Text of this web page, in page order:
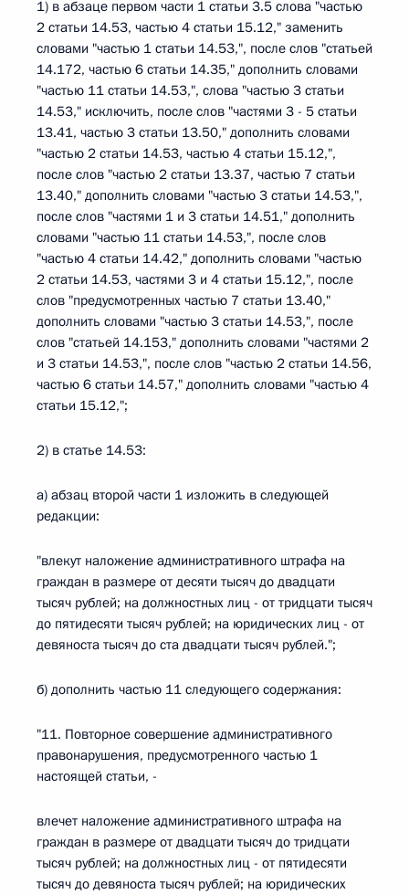
1) в абзаце первом части 1 статьи 3.5 слова "частью
2 статьи 14.53, частью 4 статьи 15.12," заменить
словами "частью 1 статьи 14.53,", после слов "статьей
14.172, частью 6 статьи 14.35," дополнить словами
"частью 11 статьи 14.53,", слова "частью 3 статьи
14.53," исключить, после слов "частями 3 - 5 статьи
13.41, частью 3 статьи 13.50," дополнить словами
"частью 2 статьи 14.53, частью 4 статьи 15.12,",
после слов "частью 2 статьи 13.37, частью 7 статьи
13.40," дополнить словами "частью 3 статьи 14.53,",
после слов "частями 1 и 3 статьи 14.51," дополнить
словами "частью 11 статьи 14.53,", после слов
"частью 4 статьи 14.42," дополнить словами "частью
2 статьи 14.53, частями 3 и 4 статьи 15.12,", после
слов "предусмотренных частью 7 статьи 13.40,"
дополнить словами "частью 3 статьи 14.53,", после
слов "статьей 14.153," дополнить словами "частями 2
и 3 статьи 14.53,", после слов "частью 2 статьи 14.56,
частью 6 статьи 14.57," дополнить словами "частью 4
статьи 15.12,";
2) в статье 14.53:
а) абзац второй части 1 изложить в следующей
редакции:
"влекут наложение административного штрафа на
граждан в размере от десяти тысяч до двадцати
тысяч рублей; на должностных лиц - от тридцати тысяч
до пятидесяти тысяч рублей; на юридических лиц - от
девяноста тысяч до ста двадцати тысяч рублей.";
б) дополнить частью 11 следующего содержания:
"11. Повторное совершение административного
правонарушения, предусмотренного частью 1
настоящей статьи, -
влечет наложение административного штрафа на
граждан в размере от двадцати тысяч до тридцати
тысяч рублей; на должностных лиц - от пятидесяти
тысяч до девяноста тысяч рублей; на юридических